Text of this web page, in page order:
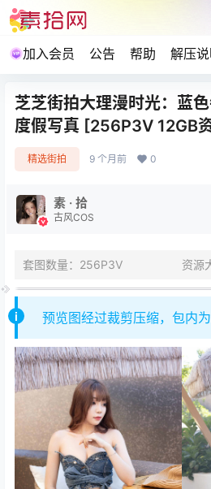
加入会员 公告 帮助 解压说
芝芝街拍大理漫时光：蓝
度假写真 [256P3V 12GB
精选街拍 9 个月前 0
素 · 拾
古风COS
套图数量：256P3V 资源
预览图经过裁剪压缩，包内